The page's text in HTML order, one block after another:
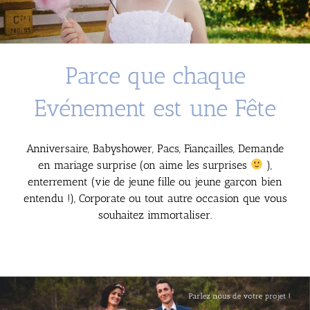
Parce que chaque
Evénement est une Fête
Anniversaire, Babyshower, Pacs, Fiançailles, Demande
en mariage surprise (on aime les surprises
),
enterrement (vie de jeune fille ou jeune garçon bien
entendu !), Corporate ou tout autre occasion que vous
souhaitez immortaliser.